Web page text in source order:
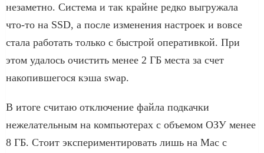
незаметно. Система и так крайне редко выгружала
что-то на SSD, а после изменения настроек и вовсе
стала работать только с быстрой оперативкой. При
этом удалось очистить менее 2 ГБ места за счет
накопившегося кэша swap.
В итоге считаю отключение файла подкачки
нежелательным на компьютерах с объемом ОЗУ менее
8 ГБ. Стоит экспериментировать лишь на Mac с